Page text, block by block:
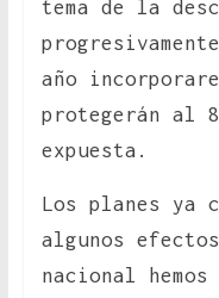
tema de la
año
protegerán al
expuesta.
Los planes ya
algunos
nacional